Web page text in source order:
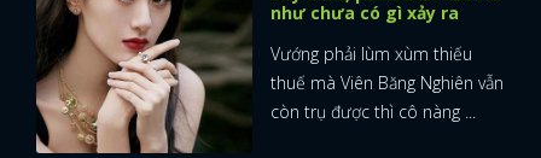
như chưa có gì xảy ra
Vướng phải lùm xùm thiếu
thuế mà Viên Băng Nghiên vẫn
còn trụ được thì cô nàng ...